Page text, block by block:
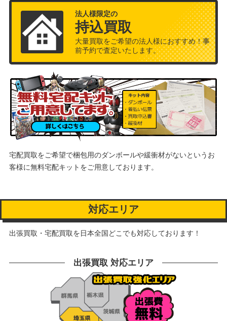
法人様限定の
持込買取
大量買取をご希望の法人様におすすめ！事
前予約で査定いたします。
宅配買取をご希望で梱包用のダンボールや緩衝材がないというお
客様に無料宅配キットをご用意しております。
対応エリア
出張買取・宅配買取を日本全国どこでも対応しております！
出張買取 対応エリア